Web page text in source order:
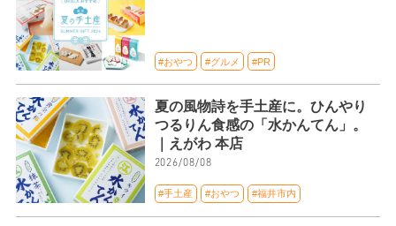
#おやつ #グルメ #PR
夏の風物詩を手土産に。ひんやり
つるりん食感の「水かんてん」。
｜えがわ 本店
2026/08/08
#手土産 #おやつ #福井市内